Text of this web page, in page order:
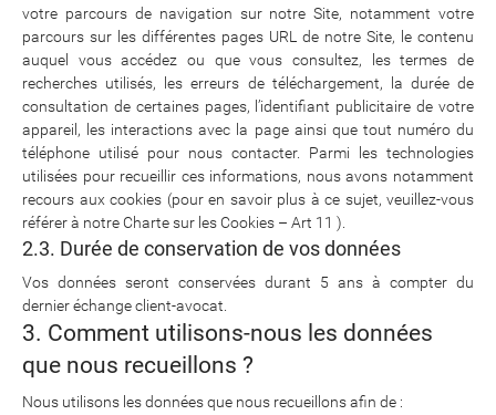
votre parcours de navigation sur notre Site, notamment votre
parcours sur les différentes pages URL de notre Site, le contenu
auquel vous accédez ou que vous consultez, les termes de
recherches utilisés, les erreurs de téléchargement, la durée de
consultation de certaines pages, l’identifiant publicitaire de votre
appareil, les interactions avec la page ainsi que tout numéro du
téléphone utilisé pour nous contacter. Parmi les technologies
utilisées pour recueillir ces informations, nous avons notamment
recours aux cookies (pour en savoir plus à ce sujet, veuillez-vous
référer à notre Charte sur les Cookies – Art 11 ).
2.3. Durée de conservation de vos données
Vos données seront conservées durant 5 ans à compter du
dernier échange client-avocat.
3. Comment utilisons-nous les données
que nous recueillons ?
Nous utilisons les données que nous recueillons afin de :